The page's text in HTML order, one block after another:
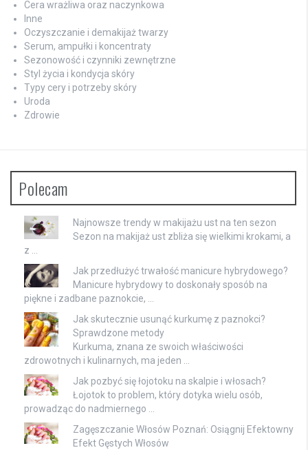
Cera wrażliwa oraz naczynkowa
Inne
Oczyszczanie i demakijaż twarzy
Serum, ampułki i koncentraty
Sezonowość i czynniki zewnętrzne
Styl życia i kondycja skóry
Typy cery i potrzeby skóry
Uroda
Zdrowie
Polecam
Najnowsze trendy w makijażu ust na ten sezon
Sezon na makijaż ust zbliża się wielkimi krokami, a
z …
Jak przedłużyć trwałość manicure hybrydowego?
Manicure hybrydowy to doskonały sposób na
piękne i zadbane paznokcie, …
Jak skutecznie usunąć kurkumę z paznokci?
Sprawdzone metody
Kurkuma, znana ze swoich właściwości
zdrowotnych i kulinarnych, ma jeden …
Jak pozbyć się łojotoku na skalpie i włosach?
Łojotok to problem, który dotyka wielu osób,
prowadząc do nadmiernego …
Zagęszczanie Włosów Poznań: Osiągnij Efektowny
Efekt Gęstych Włosów